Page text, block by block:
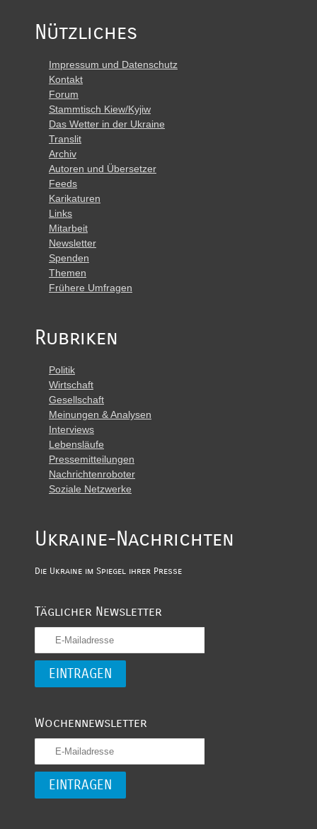
Nützliches
Impressum und Datenschutz
Kontakt
Forum
Stammtisch Kiew/Kyjiw
Das Wetter in der Ukraine
Translit
Archiv
Autoren und Übersetzer
Feeds
Karikaturen
Links
Mitarbeit
Newsletter
Spenden
Themen
Frühere Umfragen
Rubriken
Politik
Wirtschaft
Gesellschaft
Meinungen & Analysen
Interviews
Lebensläufe
Pressemitteilungen
Nachrichtenroboter
Soziale Netzwerke
Ukraine-Nachrichten
Die Ukraine im Spiegel ihrer Presse
Täglicher Newsletter
Wochennewsletter